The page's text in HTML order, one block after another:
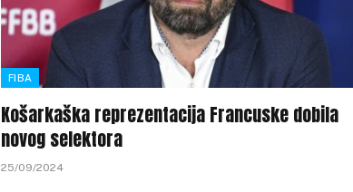
FIBA
Košarkaška reprezentacija Francuske dobila
novog selektora
25/09/2024